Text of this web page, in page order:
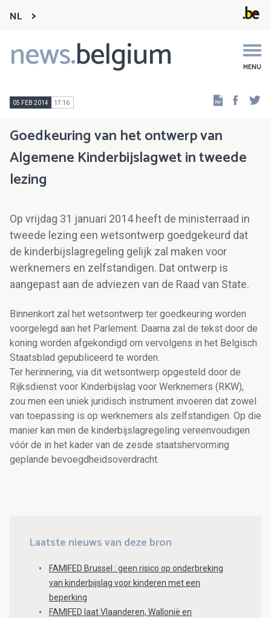
NL
news.belgium MENU
Main
navigation
05 FEB 2014 17:16
Goedkeuring van het ontwerp van
Algemene Kinderbijslagwet in tweede
lezing
Op vrijdag 31 januari 2014 heeft de ministerraad in
tweede lezing een wetsontwerp goedgekeurd dat
de kinderbijslagregeling gelijk zal maken voor
werknemers en zelfstandigen. Dat ontwerp is
aangepast aan de adviezen van de Raad van State.
Binnenkort zal het wetsontwerp ter goedkeuring worden
voorgelegd aan het Parlement. Daarna zal de tekst door de
koning worden afgekondigd om vervolgens in het Belgisch
Staatsblad gepubliceerd te worden.
Ter herinnering, via dit wetsontwerp opgesteld door de
Rijksdienst voor Kinderbijslag voor Werknemers (RKW),
zou men een uniek juridisch instrument invoeren dat zowel
van toepassing is op werknemers als zelfstandigen. Op die
manier kan men de kinderbijslagregeling vereenvoudigen
vóór de in het kader van de zesde staatshervorming
geplande bevoegdheidsoverdracht.
Laatste nieuws van deze bron
FAMIFED Brussel : geen risico op onderbreking
van kinderbijslag voor kinderen met een
beperking
FAMIFED laat Vlaanderen, Wallonië en